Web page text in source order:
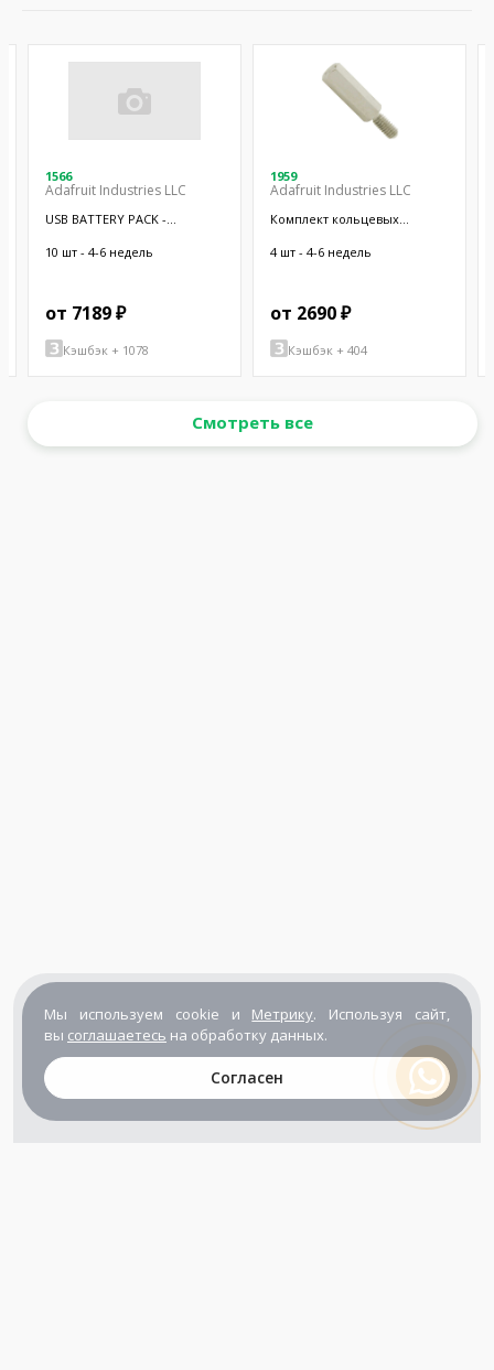
1566
Adafruit Industries LLC
USB BATTERY PACK -
10 шт - 4-6 недель
от 7189 ₽
Кэшбэк + 1078
1959
Adafruit Industries LLC
Комплект кольцевых
4 шт - 4-6 недель
от 2690 ₽
Кэшбэк + 404
Смотреть все
Мы используем cookie и Метрику. Используя сайт,
вы соглашаетесь на обработку данных.
Согласен